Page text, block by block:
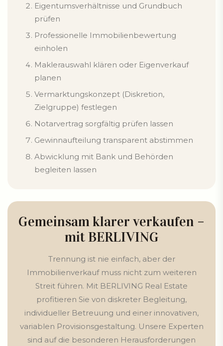
Eigentumsverhältnisse und Grundbuch
prüfen
Professionelle Immobilienbewertung
einholen
Maklerauswahl klären oder Eigenverkauf
planen
Vermarktungskonzept (Diskretion,
Zielgruppe) festlegen
Notarvertrag sorgfältig prüfen lassen
Gewinnaufteilung transparent abstimmen
Abwicklung mit Bank und Behörden
begleiten lassen
Gemeinsam klarer verkaufen –
mit BERLIVING
Trennung ist nie einfach, aber der
Immobilienverkauf muss nicht zum weiteren
Streit führen. Mit BERLIVING Real Estate
profitieren Sie von diskreter Begleitung,
individueller Betreuung und einer innovativen,
variablen Provisionsgestaltung. Unsere Experten
sind auf die besonderen Herausforderungen